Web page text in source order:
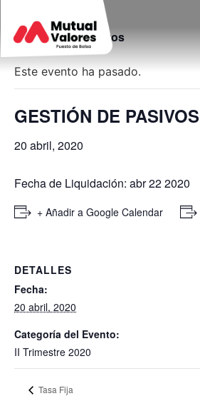
« Todos los Eventos
Este evento ha pasado.
GESTIÓN DE PASIVOS
20 abril, 2020
Fecha de Liquidación: abr 22 2020
+ Añadir a Google Calendar
DETALLES
Fecha:
20 abril, 2020
Categoría del Evento:
II Trimestre 2020
Tasa Fija